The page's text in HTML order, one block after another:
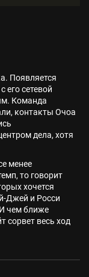
Появляется
его сетевой
Команда
контакты Очоа
дела, хотя
менее
то говорит
хочется
Джей и Росси
И чем ближе
сорвет весь ход